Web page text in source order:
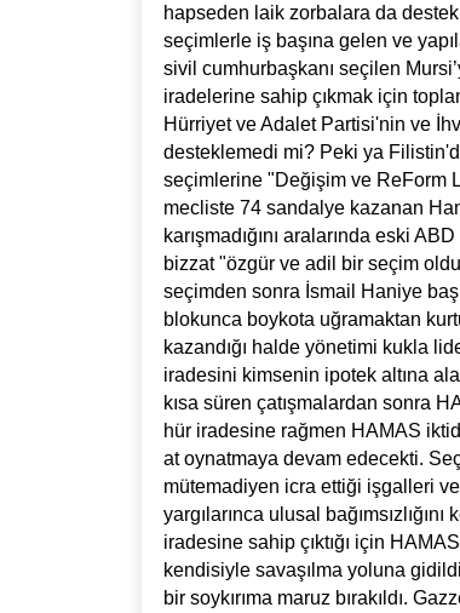
hapseden laik zorbalara da destek
seçimlerle iş başına gelen ve
sivil cumhurbaşkanı seçilen
iradelerine sahip çıkmak için
Hürriyet ve Adalet Partisi'nin ve
desteklemedi mi? Peki ya
seçimlerine "Değişim ve ReForm
mecliste 74 sandalye kazanan
karışmadığını aralarında eski
bizzat "özgür ve adil bir seçim
seçimden sonra İsmail Haniye
blokunca boykota uğramaktan
kazandığı halde yönetimi kukla
iradesini kimsenin ipotek altına
kısa süren çatışmalardan sonra
hür iradesine rağmen HAMAS
at oynatmaya devam edecekti.
mütemadiyen icra ettiği işgalleri
yargılarınca ulusal
iradesine sahip çıktığı için
kendisiyle savaşılma yoluna
bir soykırıma maruz bırakıldı.